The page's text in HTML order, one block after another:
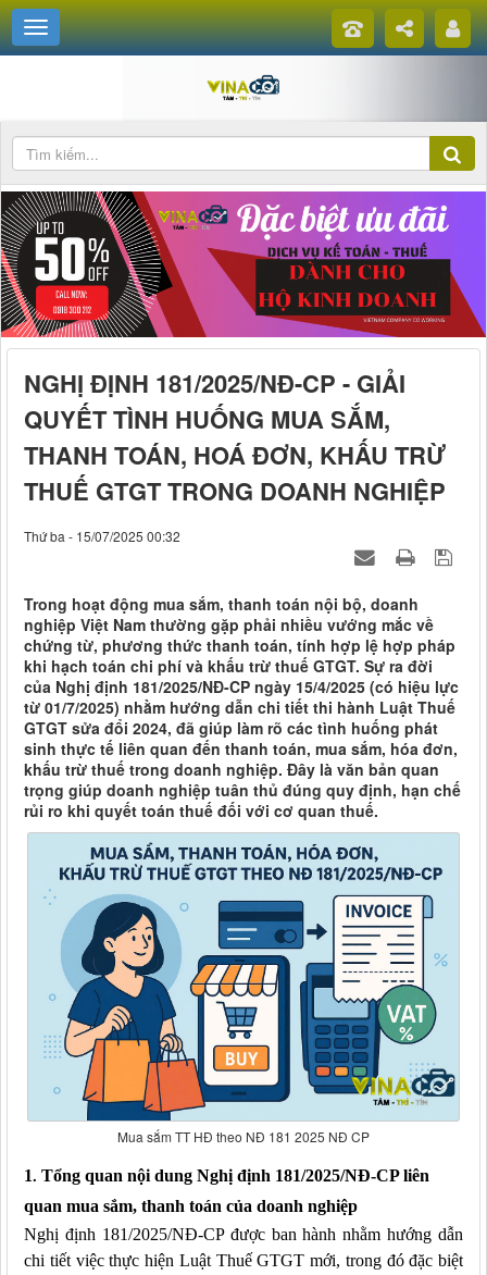
NGHỊ ĐỊNH 181/2025/NĐ-CP - GIẢI
QUYẾT TÌNH HUỐNG MUA SẮM,
THANH TOÁN, HOÁ ĐƠN, KHẤU TRỪ
THUẾ GTGT TRONG DOANH NGHIỆP
Thứ ba - 15/07/2025 00:32
Trong hoạt động mua sắm, thanh toán nội bộ, doanh
nghiệp Việt Nam thường gặp phải nhiều vướng mắc về
chứng từ, phương thức thanh toán, tính hợp lệ hợp pháp
khi hạch toán chi phí và khấu trừ thuế GTGT. Sự ra đời
của Nghị định 181/2025/NĐ-CP ngày 15/4/2025 (có hiệu lực
từ 01/7/2025) nhằm hướng dẫn chi tiết thi hành Luật Thuế
GTGT sửa đổi 2024, đã giúp làm rõ các tình huống phát
sinh thực tế liên quan đến thanh toán, mua sắm, hóa đơn,
khấu trừ thuế trong doanh nghiệp. Đây là văn bản quan
trọng giúp doanh nghiệp tuân thủ đúng quy định, hạn chế
rủi ro khi quyết toán thuế đối với cơ quan thuế.
Mua sắm TT HĐ theo NĐ 181 2025 NĐ CP
1. Tổng quan nội dung Nghị định 181/2025/NĐ-CP liên
quan mua sắm, thanh toán của doanh nghiệp
Nghị định 181/2025/NĐ-CP được ban hành nhằm hướng dẫn
chi tiết việc thực hiện Luật Thuế GTGT mới, trong đó đặc biệt